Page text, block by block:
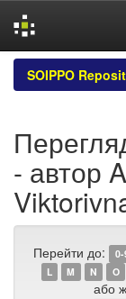
Skip
navigation
SOIPPO
- автор
Перейти до: 0-
L
M N O
або